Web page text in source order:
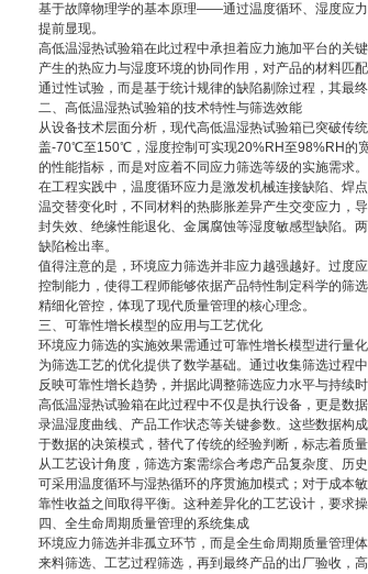
基于故障物理学的基本原理——通过温度循环、湿度应
提前显现。
高低温湿热试验箱在此过程中承担着应力施加平台的关
产生的热应力与湿度环境的协同作用，对产品的材料匹
通过性试验，而是基于统计规律的缺陷剔除过程，其最
二、高低温湿热试验箱的技术特性与筛选效能
从设备技术层面分析，现代高低温湿热试验箱已突破传
盖-70℃至150℃，湿度控制可实现20%RH至98%RH的
的性能指标，而是对应着不同应力筛选等级的实施需求。
在工程实践中，温度循环应力是激发机械连接缺陷、焊
温交替变化时，不同材料的热膨胀差异产生交变应力，
封失效、绝缘性能退化、金属腐蚀等湿度敏感型缺陷。
缺陷检出率。
值得注意的是，环境应力筛选并非应力越强越好。过度
控制能力，使得工程师能够依据产品特性制定科学的筛
精细化管控，体现了现代质量管理的核心理念。
三、可靠性增长模型的应用与工艺优化
环境应力筛选的实施效果需通过可靠性增长模型进行量
为筛选工艺的优化提供了数学基础。通过收集筛选过程
反映可靠性增长趋势，并据此调整筛选应力水平与持续时
高低温湿热试验箱在此过程中不仅是执行设备，更是数
录温湿度曲线、产品工作状态等关键参数。这些数据构
于数据的决策模式，替代了传统的经验判断，标志着质
从工艺设计角度，筛选方案需综合考虑产品复杂度、历
可采用温度循环与湿热循环的序贯施加模式；对于成本
靠性收益之间取得平衡。这种差异化的工艺设计，要求
四、全生命周期质量管理的系统集成
环境应力筛选并非孤立环节，而是全生命周期质量管理
来料筛选、工艺过程筛选，再到最终产品的出厂验收，